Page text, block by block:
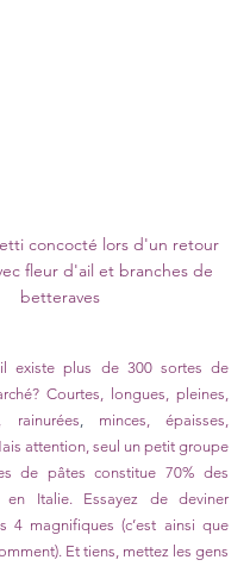
concocté lors d'un retour
fleur d'ail et branches de
betteraves
existe plus de 300 sortes de
Courtes, longues, pleines,
rainurées
minces, épaisses,
attention, seul un petit groupe
de pâtes constitue 70% des
en Italie. Essayez de deviner
4 magnifiques (c’est ainsi que
Et tiens, mettez les gens